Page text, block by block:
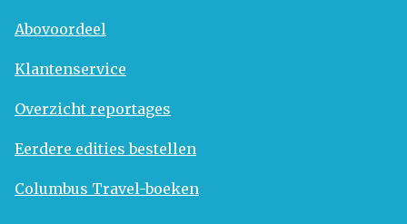
Abovoordeel
Klantenservice
Overzicht reportages
Eerdere edities bestellen
Columbus Travel-boeken